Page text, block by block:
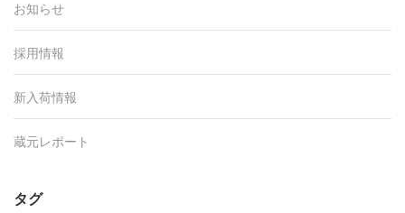
お知らせ
採用情報
新入荷情報
蔵元レポート
タグ